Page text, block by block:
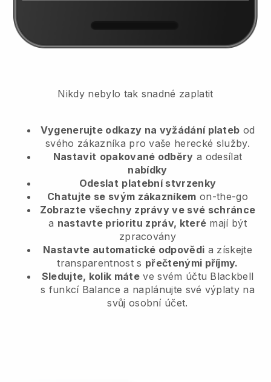
Nikdy nebylo tak snadné zaplatit
Vygenerujte odkazy na vyžádání plateb od
svého zákazníka pro vaše herecké služby.
Nastavit opakované odběry a odesílat
nabídky
Odeslat platební stvrzenky
Chatujte se svým zákazníkem on-the-go
Zobrazte všechny zprávy ve své schránce
a nastavte prioritu zpráv, které mají být
zpracovány
Nastavte automatické odpovědi a získejte
transparentnost s přečtenými příjmy.
Sledujte, kolik máte ve svém účtu Blackbell
s funkcí Balance a naplánujte své výplaty na
svůj osobní účet.